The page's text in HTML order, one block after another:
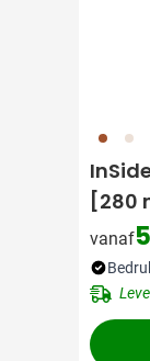
011 357
[280
vanaf